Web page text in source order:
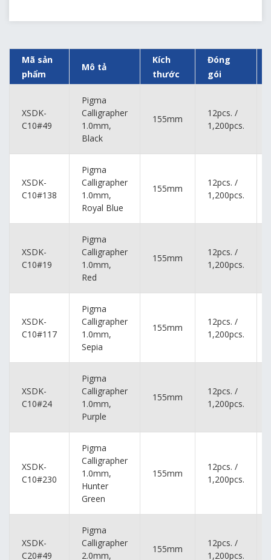
Mã sản
phẩm
Mô tả
Kích
thước
Đóng
gói
XSDK-
C10#49
Pigma
Calligrapher
1.0mm,
Black
155mm
12pcs. /
1,200pcs.
XSDK-
C10#138
Pigma
Calligrapher
1.0mm,
Royal Blue
155mm
12pcs. /
1,200pcs.
XSDK-
C10#19
Pigma
Calligrapher
1.0mm,
Red
155mm
12pcs. /
1,200pcs.
XSDK-
C10#117
Pigma
Calligrapher
1.0mm,
Sepia
155mm
12pcs. /
1,200pcs.
XSDK-
C10#24
Pigma
Calligrapher
1.0mm,
Purple
155mm
12pcs. /
1,200pcs.
XSDK-
C10#230
Pigma
Calligrapher
1.0mm,
Hunter
Green
155mm
12pcs. /
1,200pcs.
XSDK-
C20#49
Pigma
Calligrapher
2.0mm,
155mm
12pcs. /
1,200pcs.